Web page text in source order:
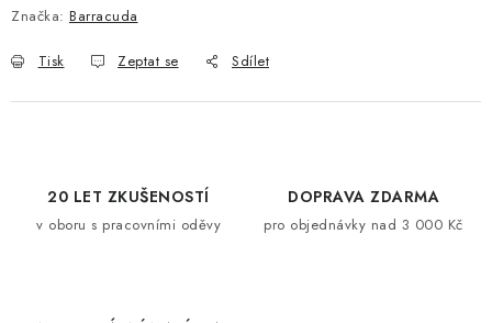
Značka: Barracuda
Tisk Zeptat se Sdílet
20 LET ZKUŠENOSTÍ
v oboru s pracovními oděvy
DOPRAVA ZDARMA
pro objednávky nad 3 000 Kč